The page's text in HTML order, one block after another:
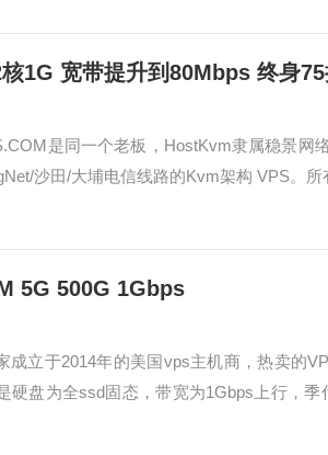
1G 宽带提升到80Mbps 终身
是同一个老板，HostKvm隶属稳景网
沙田/大埔电信线路的Kvm架构 VPS。所
5G 500G 1Gbps
立于2014年的美国vps主机商，热卖的
盘为全ssd固态，带宽为1Gbps上行，季